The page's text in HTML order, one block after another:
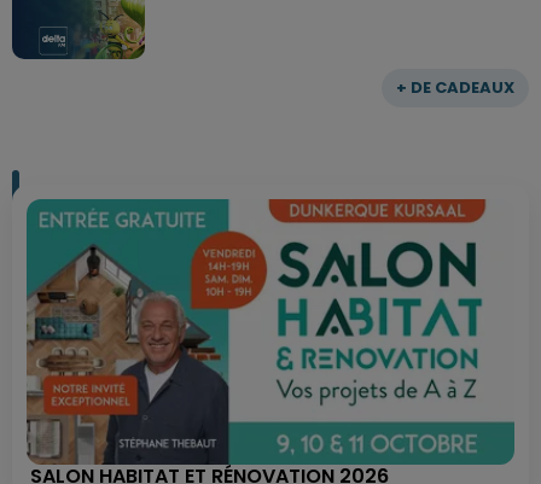
+ DE CADEAUX
SALON HABITAT ET RÉNOVATION 2026